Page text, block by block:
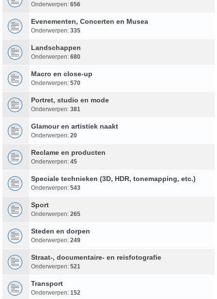
Onderwerpen: 656
Evenementen, Concerten en Musea
Onderwerpen: 335
Landschappen
Onderwerpen: 680
Macro en close-up
Onderwerpen: 570
Portret, studio en mode
Onderwerpen: 381
Glamour en artistiek naakt
Onderwerpen: 20
Reclame en producten
Onderwerpen: 45
Speciale technieken (3D, HDR, tonemapping, etc.)
Onderwerpen: 543
Sport
Onderwerpen: 265
Steden en dorpen
Onderwerpen: 249
Straat-, documentaire- en reisfotografie
Onderwerpen: 521
Transport
Onderwerpen: 152